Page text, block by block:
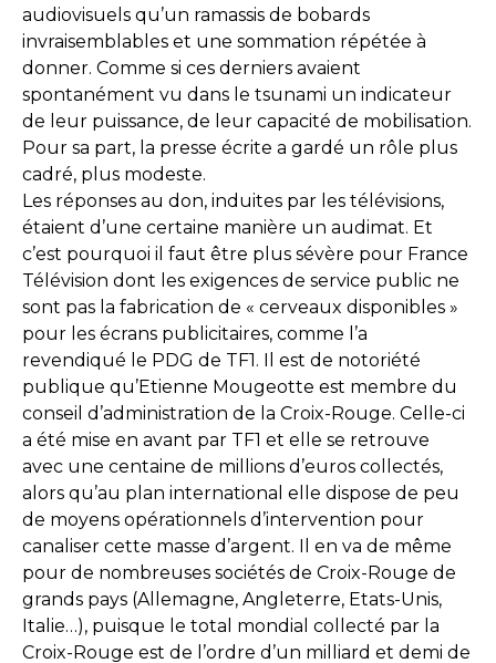
audiovisuels qu’un ramassis de bobards
invraisemblables et une sommation répétée à
donner. Comme si ces derniers avaient
spontanément vu dans le tsunami un indicateur
de leur puissance, de leur capacité de mobilisation.
Pour sa part, la presse écrite a gardé un rôle plus
cadré, plus modeste.
Les réponses au don, induites par les télévisions,
étaient d’une certaine manière un audimat. Et
c’est pourquoi il faut être plus sévère pour France
Télévision dont les exigences de service public ne
sont pas la fabrication de « cerveaux disponibles »
pour les écrans publicitaires, comme l’a
revendiqué le PDG de TF1. Il est de notoriété
publique qu’Etienne Mougeotte est membre du
conseil d’administration de la Croix-Rouge. Celle-ci
a été mise en avant par TF1 et elle se retrouve
avec une centaine de millions d’euros collectés,
alors qu’au plan international elle dispose de peu
de moyens opérationnels d’intervention pour
canaliser cette masse d’argent. Il en va de même
pour de nombreuses sociétés de Croix-Rouge de
grands pays (Allemagne, Angleterre, Etats-Unis,
Italie…), puisque le total mondial collecté par la
Croix-Rouge est de l’ordre d’un milliard et demi de